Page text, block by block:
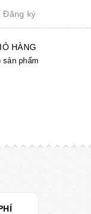
Đăng ký
HÀNG
sản phẩm